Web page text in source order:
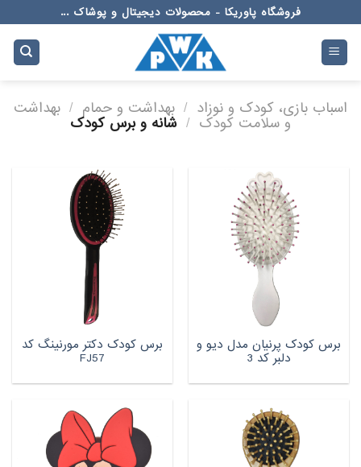
to
content
فروشگاه پاوریکا - محصولات دیجیتال و پوشاک ...
اسباب بازی، کودک و نوزاد / بهداشت و حمام / بهداشت
و سلامت کودک / شانه و برس کودک
برس کودک پرنیان مدل دیو و
دلبر کد 3
برس کودک دکتر مورنینگ کد
FJ57